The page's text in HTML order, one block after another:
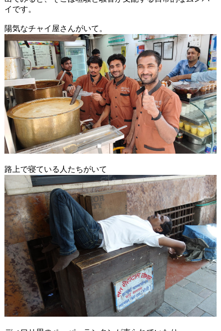
イです。
陽気なチャイ屋さんがいて。
路上で寝ている人たちがいて